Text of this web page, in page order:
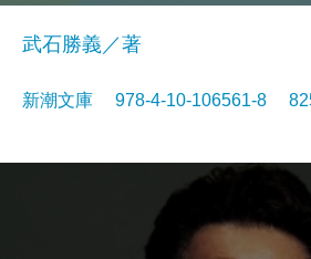
武石勝義／著
新潮文庫 978-4-10-106561-8